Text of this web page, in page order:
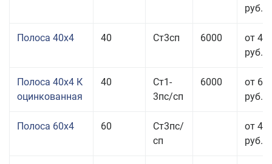
руб.
Полоса 40x4 40 Ст3сп 6000
от 43
руб.
Полоса 40x4 К
оцинкованная
40
Ст1-
3пс/сп
6000
от 68
руб.
Полоса 60x4 60
Ст3пс/
сп
от 43
руб.